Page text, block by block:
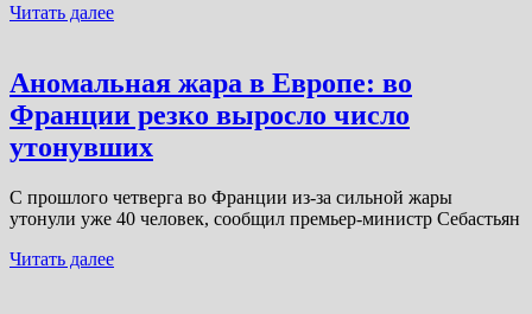
Читать далее
Аномальная жара в Европе: во
Франции резко выросло число
утонувших
С прошлого четверга во Франции из-за сильной жары
утонули уже 40 человек, сообщил премьер-министр Себастьян
Читать далее